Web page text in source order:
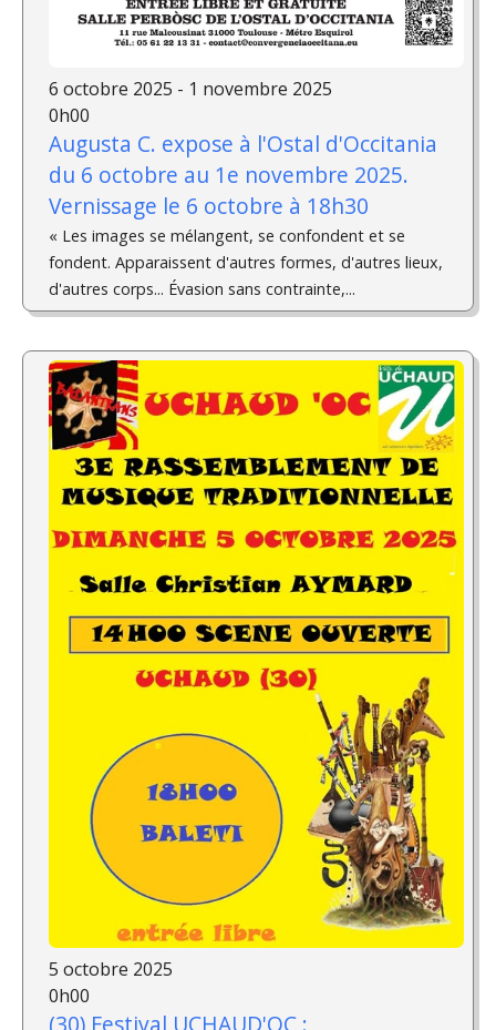
6 octobre 2025 - 1 novembre 2025
0h00
Augusta C. expose à l'Ostal d'Occitania
du 6 octobre au 1e novembre 2025.
Vernissage le 6 octobre à 18h30
« Les images se mélangent, se confondent et se
fondent. Apparaissent d'autres formes, d'autres lieux,
d'autres corps... Évasion sans contrainte,...
5 octobre 2025
0h00